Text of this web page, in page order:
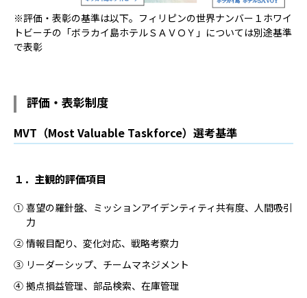
※評価・表彰の基準は以下。フィリピンの世界ナンバー１ホワイ
トビーチの「ボラカイ島ホテルＳＡＶＯＹ」については別途基準
で表彰
評価・表彰制度
MVT（Most Valuable Taskforce）選考基準
１．主観的評価項目
① 喜望の羅針盤、ミッションアイデンティティ共有度、人間吸引
力
② 情報目配り、変化対応、戦略考察力
③ リーダーシップ、チームマネジメント
④ 拠点損益管理、部品検索、在庫管理